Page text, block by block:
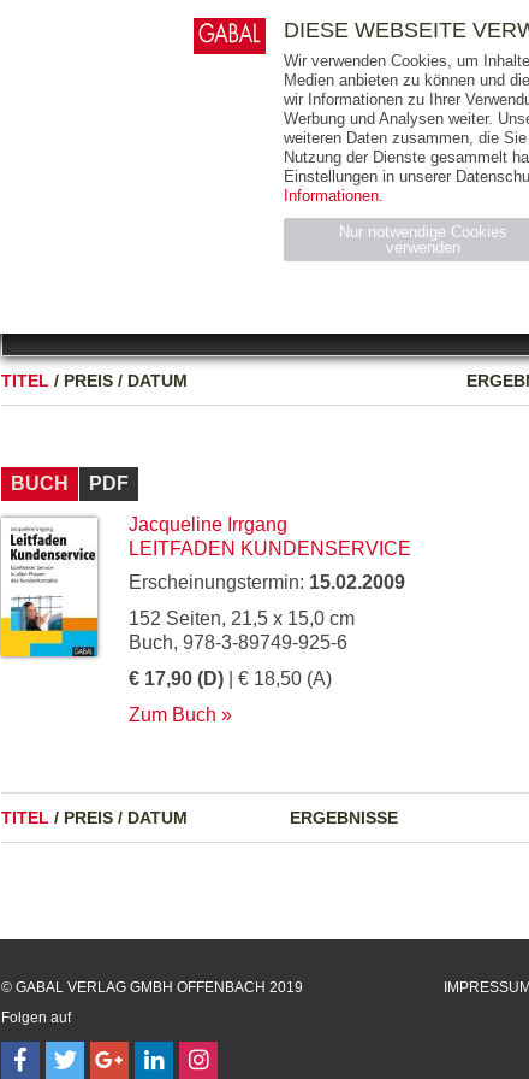
AUSGABEART
TITEL / PREIS / DATUM
BUCH
PDF
Jacqueline Irrgang
LEITFADEN KUNDENSERVICE
Erscheinungstermin: 15.02.2009
152 Seiten, 21,5 x 15,0 cm
Buch, 978-3-89749-925-6
€ 17,90 (D) | € 18,50 (A)
Zum Buch
TITEL / PREIS / DATUM ERGEBNISSE
E-BOOKS AUDIO-CDS MP3
THEMEN
RIGHTS
IMPRESSUM
© GABAL VERLAG GMBH OFFENBACH 2019
Folgen auf
DIESE WEBSEITE
Wir verwenden Cookies, um
Medien anbieten zu können und
wir Informationen zu Ihrer
Werbung und Analysen weiter.
weiteren Daten zusammen, die
Nutzung der Dienste gesammelt
Einstellungen in unserer
Informationen.
Nur notwendige Cookies
verwenden
Name Anbieter Zweck
Wird für die